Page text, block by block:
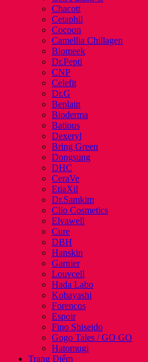
Chacott
Cetaphil
Cocoon
Camellia Chillagen
Biomeek
Dr.Pepti
CNP
Celefit
Dr.G
Beplain
Bioderma
Batious
Dexeryl
Bring Green
Dongsung
DHC
CeraVe
EtiaXil
Dr.Samkim
Clio Cosmetics
Elvawell
Cure
DBH
Hanskin
Garnier
Louvcell
Hada Labo
Kobayashi
Forencos
Espoir
Fino Shiseido
Gogo Tales / GO GO
Hatomugi
Trang Điểm